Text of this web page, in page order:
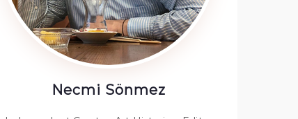
Necmi Sönmez